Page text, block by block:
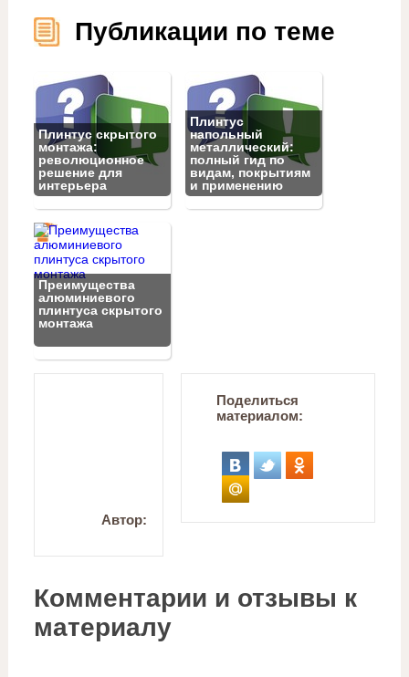
Публикации по теме
Плинтус скрытого
монтажа:
революционное
решение для
интерьера
Плинтус
напольный
металлический:
полный гид по
видам, покрытиям
и применению
Преимущества
алюминиевого
плинтуса скрытого
монтажа
Автор:
Поделиться
материалом:
Комментарии и отзывы к
материалу